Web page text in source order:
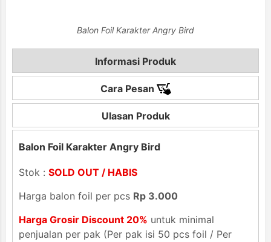
Balon Foil Karakter Angry Bird
Informasi Produk
Balon Foil Karakter Angry Bird
Stok : SOLD OUT / HABIS
Harga balon foil per pcs Rp 3.000
Harga Grosir Discount 20% untuk minimal
penjualan per pak (Per pak isi 50 pcs foil / Per
Cara Pesan
Ulasan Produk